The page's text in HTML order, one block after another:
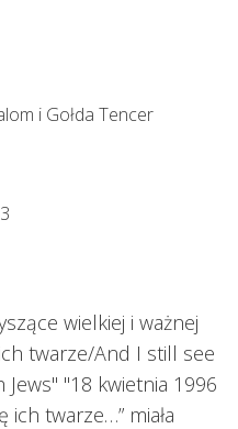
i Gołda Tencer
wielkiej i ważnej
twarze/And I still see
"18 kwietnia 1996
ich twarze…” miała